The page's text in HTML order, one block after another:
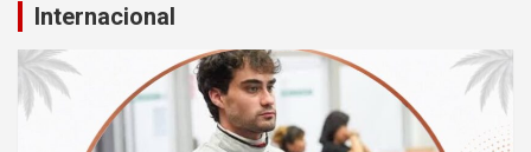
Internacional